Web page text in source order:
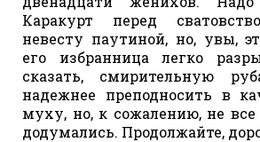
Каракурт перед
невесту паутиной, но, увы,
его избранница легко
сказать, смирительную
надежнее преподносить в
муху, но, к сожалению, не все
додумались. Продолжайте,